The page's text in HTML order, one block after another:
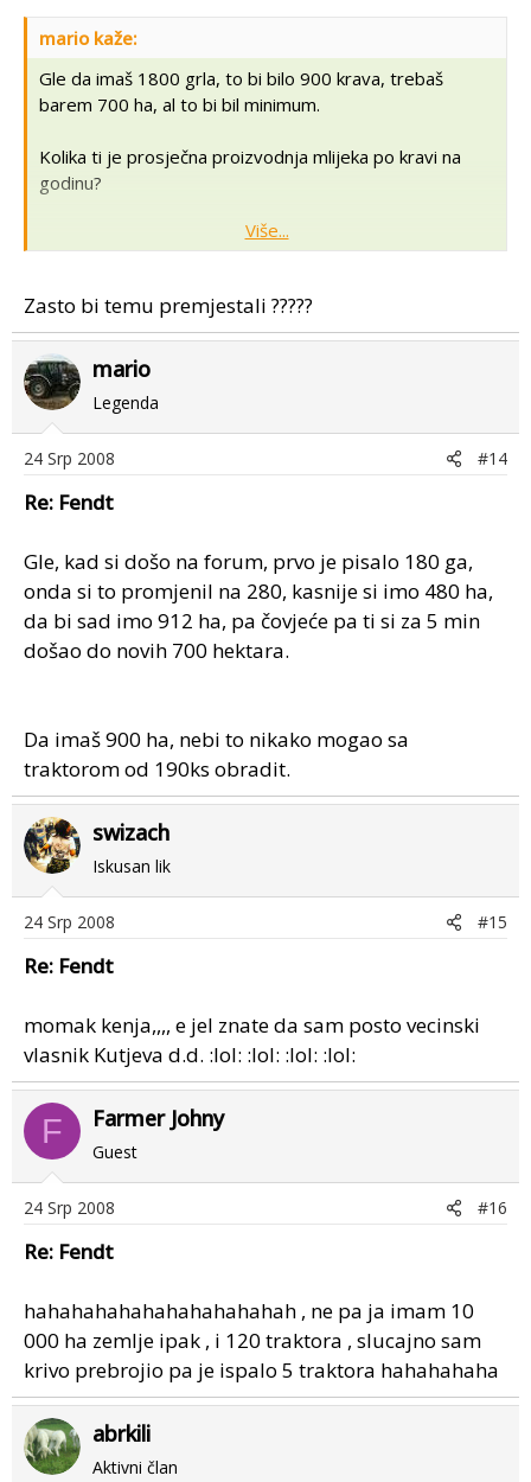
mario kaže:
Gle da imaš 1800 grla, to bi bilo 900 krava, trebaš
barem 700 ha, al to bi bil minimum.
Kolika ti je prosječna proizvodnja mlijeka po kravi na
godinu?
Više...
Zasto bi temu premjestali ?????
mario
Legenda
24 Srp 2008 #14
Re: Fendt
Gle, kad si došo na forum, prvo je pisalo 180 ga,
onda si to promjenil na 280, kasnije si imo 480 ha,
da bi sad imo 912 ha, pa čovjeće pa ti si za 5 min
došao do novih 700 hektara.
Da imaš 900 ha, nebi to nikako mogao sa
traktorom od 190ks obradit.
swizach
Iskusan lik
24 Srp 2008 #15
Re: Fendt
momak kenja,,,, e jel znate da sam posto vecinski
vlasnik Kutjeva d.d. :lol: :lol: :lol: :lol:
F Farmer Johny
Guest
24 Srp 2008 #16
Re: Fendt
hahahahahahahahahahahah , ne pa ja imam 10
000 ha zemlje ipak , i 120 traktora , slucajno sam
krivo prebrojio pa je ispalo 5 traktora hahahahaha
abrkili
Aktivni član